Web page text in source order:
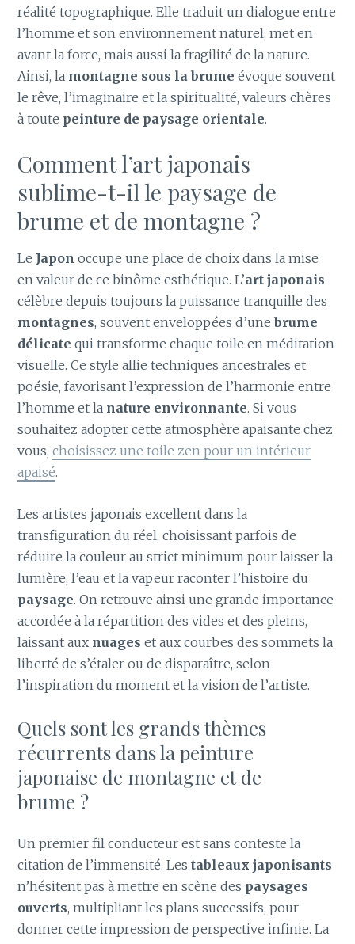
réalité topographique. Elle traduit un dialogue entre
l’homme et son environnement naturel, met en
avant la force, mais aussi la fragilité de la nature.
Ainsi, la montagne sous la brume évoque souvent
le rêve, l’imaginaire et la spiritualité, valeurs chères
à toute peinture de paysage orientale.
Comment l’art japonais
sublime-t-il le paysage de
brume et de montagne ?
Le Japon occupe une place de choix dans la mise
en valeur de ce binôme esthétique. L’art japonais
célèbre depuis toujours la puissance tranquille des
montagnes, souvent enveloppées d’unebrume
délicate qui transforme chaque toile en méditation
visuelle. Ce style allie techniques ancestrales et
poésie, favorisant l’expression de l’harmonie entre
l’homme et la nature environnante. Si vous
souhaitez adopter cette atmosphère apaisante chez
vous,choisissez une toile zen pour un intérieur
apaisé.
Les artistes japonais excellent dans la
transfiguration du réel, choisissant parfois de
réduire la couleur au strict minimum pour laisser la
lumière, l’eau et la vapeur raconter l’histoire du
paysage. On retrouve ainsi une grande importance
accordée à la répartition des vides et des pleins,
laissant aux nuages et aux courbes des sommets la
liberté de s’étaler ou de disparaître, selon
l’inspiration du moment et la vision de l’artiste.
Quels sont les grands thèmes
récurrents dans la peinture
japonaise de montagne et de
brume ?
Un premier fil conducteur est sans conteste la
citation de l’immensité. Lestableaux japonisants
n’hésitent pas à mettre en scène des paysages
ouverts, multipliant les plans successifs, pour
donner cette impression de perspective infinie. La